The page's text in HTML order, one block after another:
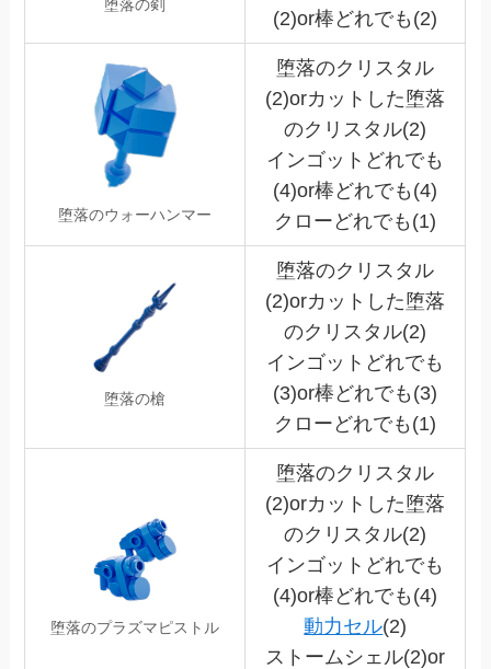
堕落の剣
(2)or棒どれでも(2)
堕落のウォーハンマー
堕落のクリスタル
(2)orカットした堕落
のクリスタル(2)
インゴットどれでも
(4)or棒どれでも(4)
クローどれでも(1)
堕落の槍
堕落のクリスタル
(2)orカットした堕落
のクリスタル(2)
インゴットどれでも
(3)or棒どれでも(3)
クローどれでも(1)
堕落のプラズマピストル
堕落のクリスタル
(2)orカットした堕落
のクリスタル(2)
インゴットどれでも
(4)or棒どれでも(4)
動力セル(2)
ストームシェル(2)or